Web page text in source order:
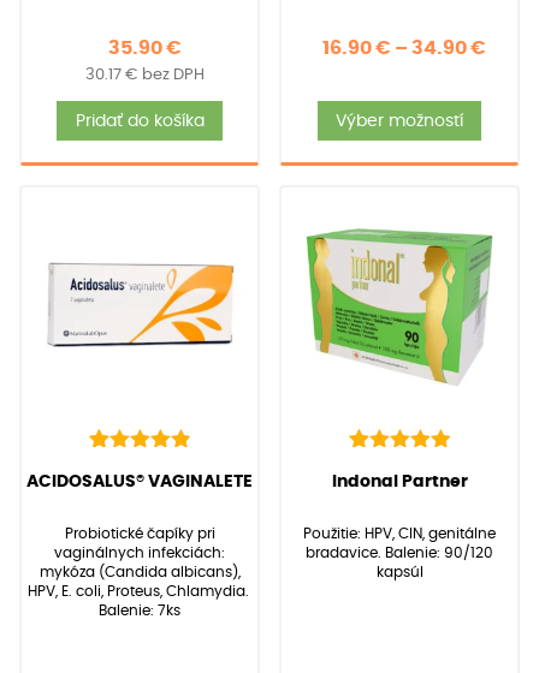
35.90€
30.17 € bez DPH
Pridať do košíka
16.90€ – 34.90€
Výber možností
má
si
4.95
základe
zákazníckych
recenzií
(22recenzií zákazníkov)
ACIDOSALUS® VAGINALETE
Probiotické čapíky pri
vaginálnych infekciách:
mykóza (Candida albicans),
HPV, E. coli, Proteus, Chlamydia.
Balenie: 7ks
5.00
základe
zákazníckych
recenzií
recenzií zákazníkov)
Indonal Partner
Použitie: HPV, CIN, genitálne
bradavice. Balenie: 90/120
kapsúl